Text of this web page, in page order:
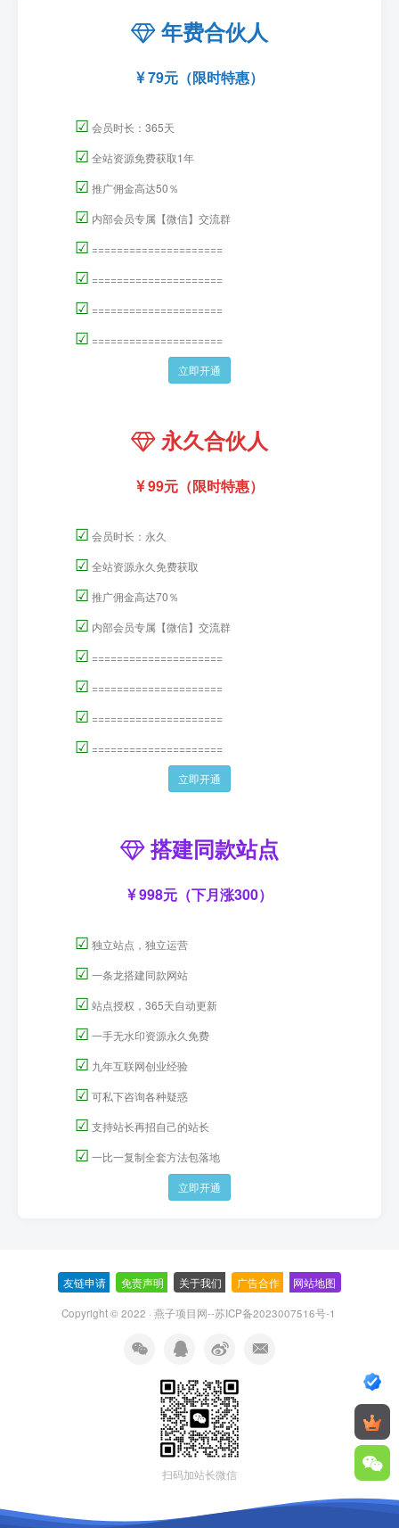
年费合伙人
79元（限时特惠）
☑ 会员时长：365天
☑ 全站资源免费获取1年
☑ 推广佣金高达50％
☑ 内部会员专属【微信】交流群
☑ =====================
☑ =====================
☑ =====================
☑ =====================
立即开通
永久合伙人
99元（限时特惠）
☑ 会员时长：永久
☑ 全站资源永久免费获取
☑ 推广佣金高达70％
☑ 内部会员专属【微信】交流群
☑ =====================
☑ =====================
☑ =====================
☑ =====================
立即开通
搭建同款站点
998元（下月涨300）
☑ 独立站点，独立运营
☑ 一条龙搭建同款网站
☑ 站点授权，365天自动更新
☑ 一手无水印资源永久免费
☑ 九年互联网创业经验
☑ 可私下咨询各种疑惑
☑ 支持站长再招自己的站长
☑ 一比一复制全套方法包落地
立即开通
友链申请 免责声明 关于我们 广告合作 网站地图
Copyright © 2022 · 燕子项目网--苏ICP备2023007516号-1
扫码加站长微信